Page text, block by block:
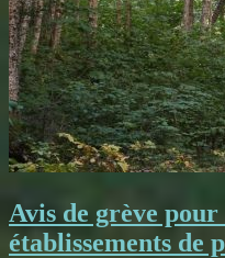
Avis de grève pour
établissements de